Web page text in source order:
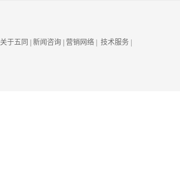
关于五同 新闻咨询 营销网络 | 技术服务